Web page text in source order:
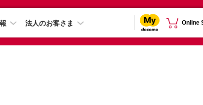
法人のお客さま Online